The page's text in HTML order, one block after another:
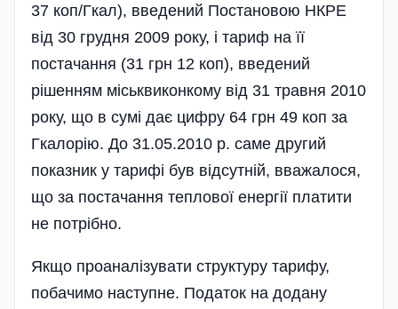
37 коп/Гкал), введений Постановою НКРЕ
від 30 грудня 2009 року, і тариф на її
постачання (31 грн 12 коп), введений
рішенням міськвиконкому від 31 травня 2010
року, що в сумі дає цифру 64 грн 49 коп за
Гкалорію. До 31.05.2010 р. саме другий
показник у тарифі був відсутній, вважалося,
що за постачання теплової енергії платити
не потрібно.
Якщо проаналізувати структуру тарифу,
побачимо наступне. Податок на додану